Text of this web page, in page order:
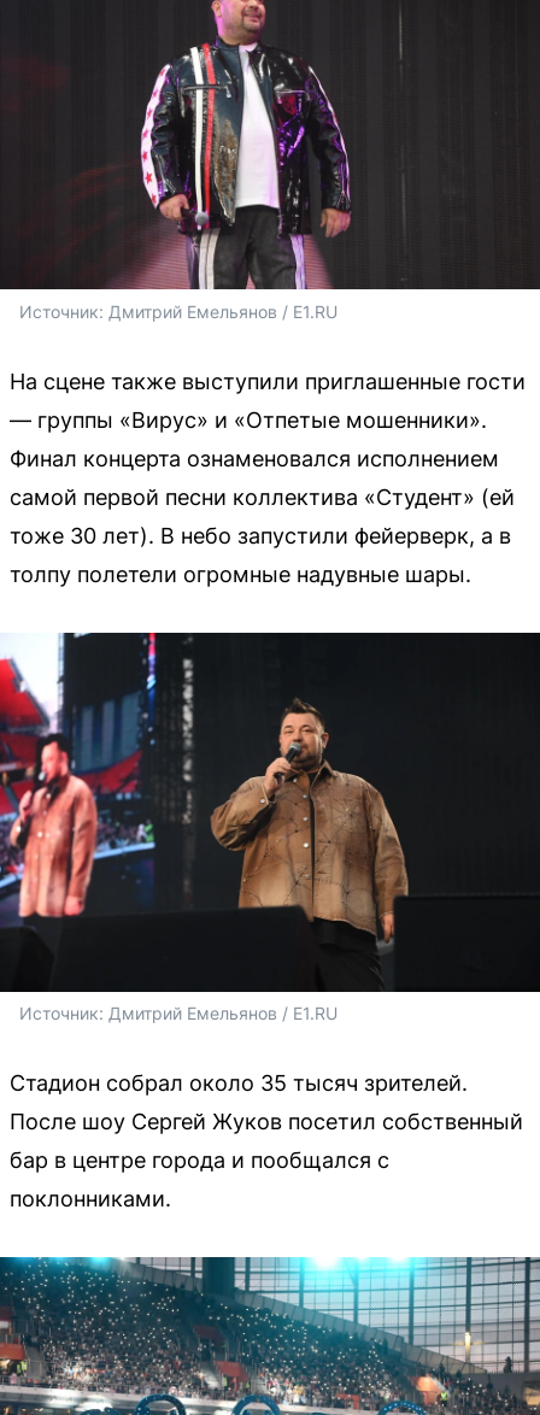
Источник: Дмитрий Емельянов / E1.RU
На сцене также выступили приглашенные гости
— группы «Вирус» и «Отпетые мошенники».
Финал концерта ознаменовался исполнением
самой первой песни коллектива «Студент» (ей
тоже 30 лет). В небо запустили фейерверк, а в
толпу полетели огромные надувные шары.
Источник: Дмитрий Емельянов / E1.RU
Стадион собрал около 35 тысяч зрителей.
После шоу Сергей Жуков посетил собственный
бар в центре города и пообщался с
поклонниками.